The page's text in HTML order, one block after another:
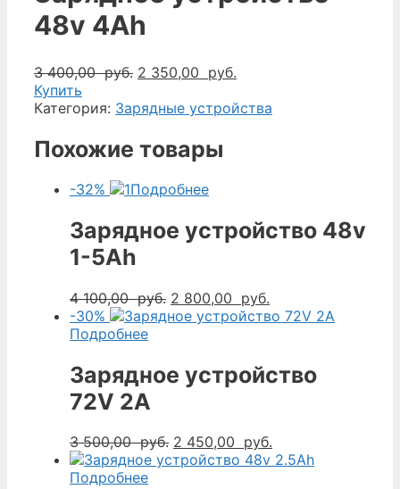
48v 4Ah
3 400,00руб. Первоначальная
составляла
400,00
руб..
2 350,00 руб.
2
Купить
Категория: Зарядные устройства
Похожие товары
-32% Подробнее
Зарядное устройство 48v
1-5Ah
4 100,00руб. Первоначальная
цена
100,00
руб..
2 800,00 руб.
цена:
руб..
-30%
Подробнее
Зарядное устройство
72V 2A
3 500,00руб. Первоначальная
цена
2 450,00 руб.
цена:
Подробнее